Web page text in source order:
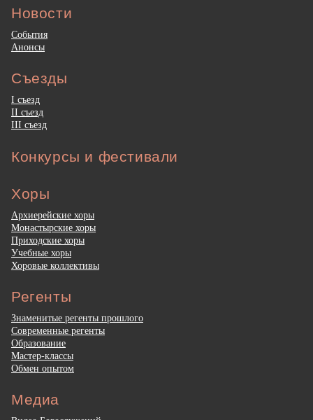
Новости
События
Анонсы
Съезды
I съезд
II съезд
III съезд
Конкурсы и фестивали
Хоры
Архиерейские хоры
Монастырские хоры
Приходские хоры
Учебные хоры
Хоровые коллективы
Регенты
Знаменитые регенты прошлого
Современные регенты
Образование
Мастер-классы
Обмен опытом
Медиа